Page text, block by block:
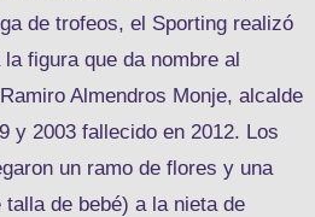
de trofeos, el Sporting realizó
figura que da nombre al
Almendros Monje, alcalde
y 2003 fallecido en 2012. Los
un ramo de flores y una
de bebé) a la nieta de